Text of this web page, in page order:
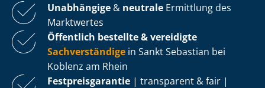
Unabhängige & neutrale Ermittlung des
Marktwertes
Öffentlich bestellte & vereidigte
Sachverständige in Sankt Sebastian bei
Koblenz am Rhein
Fest­preis­ga­ran­tie | transparent & fair |